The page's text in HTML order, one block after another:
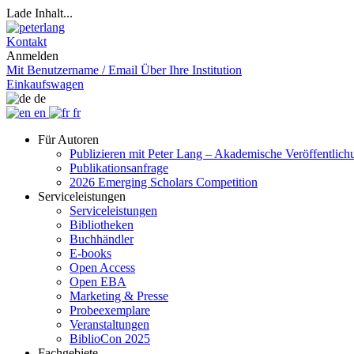
Lade Inhalt...
Kontakt
Anmelden
Mit Benutzername / Email Über Ihre Institution
Einkaufswagen
de
en
fr
Für Autoren
Publizieren mit Peter Lang – Akademische
Publikationsanfrage
2026 Emerging Scholars Competition
Serviceleistungen
Serviceleistungen
Bibliotheken
Buchhändler
E-books
Open Access
Open EBA
Marketing & Presse
Probeexemplare
Veranstaltungen
BiblioCon 2025